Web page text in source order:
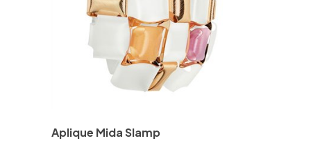
Aplique Mida Slamp